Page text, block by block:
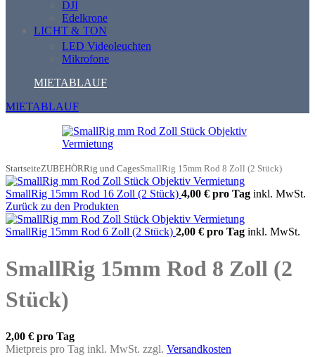
DJI
Edelkrone
LICHT & TON
LED Videoleuchten
Mikrofone
MIETABLAUF
MIETABLAUF
StartseiteZUBEHÖRRig und CagesSmallRig 15mm Rod 8 Zoll (2 Stück)
SmallRig 15mm Rod 16 Zoll (2 Stück) 4,00 € pro Tag inkl. MwSt.
Zurück zu den Produkten
SmallRig 15mm Rod 6 Zoll (2 Stück) 2,00 € pro Tag inkl. MwSt.
SmallRig 15mm Rod 8 Zoll (2
Stück)
2,00 € pro Tag
Mietpreis pro Tag inkl. MwSt. zzgl. Versandkosten